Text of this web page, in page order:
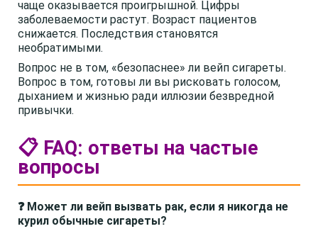
чаще оказывается проигрышной. Цифры
заболеваемости растут. Возраст пациентов
снижается. Последствия становятся
необратимыми.
Вопрос не в том, «безопаснее» ли вейп сигареты.
Вопрос в том, готовы ли вы рисковать голосом,
дыханием и жизнью ради иллюзии безвредной
привычки.
📋 FAQ: ответы на частые
вопросы
❓ Может ли вейп вызвать рак, если я никогда не
курил обычные сигареты?